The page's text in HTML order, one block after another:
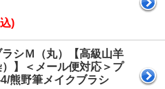
)
シＭ（丸）【高級山羊
）】＜メール便対応＞プ
熊野筆メイクブラシ